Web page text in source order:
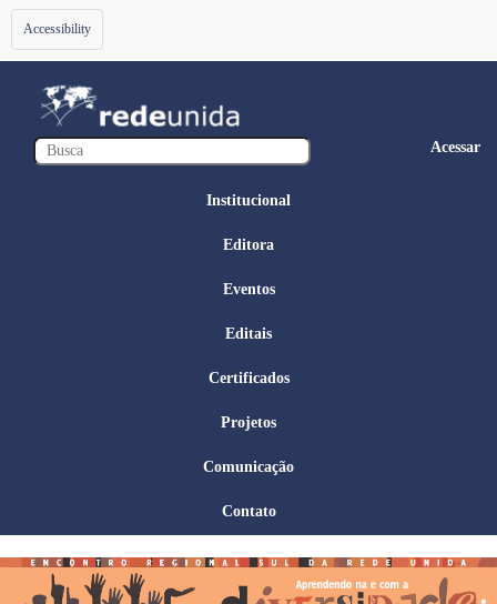
Toggle
navigation
Accessibility
Acessar
Institucional
Editora
Eventos
Editais
Certificados
Projetos
Comunicação
Contato